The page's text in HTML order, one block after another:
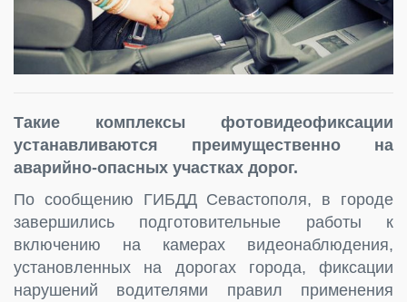
Такие комплексы фотовидеофиксации
устанавливаются преимущественно на
аварийно-опасных участках дорог.
По сообщению ГИБДД Севастополя, в городе
завершились подготовительные работы к
включению на камерах видеонаблюдения,
установленных на дорогах города, фиксации
нарушений водителями правил применения